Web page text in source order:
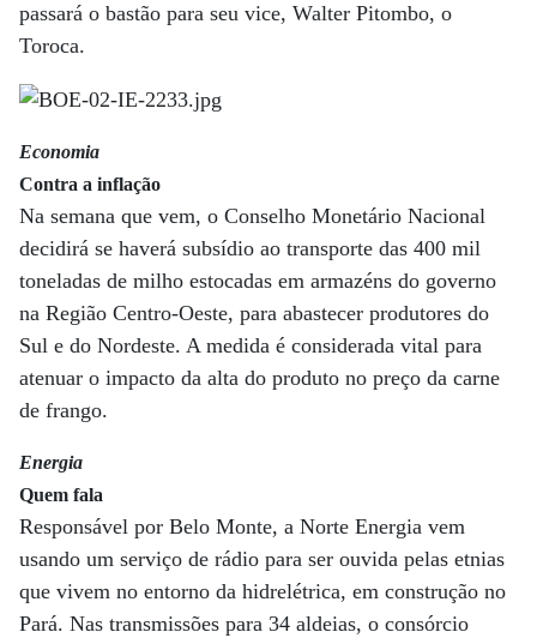
passará o bastão para seu vice, Walter Pitombo, o
Toroca.
Economia
Contra a inflação
Na semana que vem, o Conselho Monetário Nacional
decidirá se haverá subsídio ao transporte das 400 mil
toneladas de milho estocadas em armazéns do governo
na Região Centro-Oeste, para abastecer produtores do
Sul e do Nordeste. A medida é considerada vital para
atenuar o impacto da alta do produto no preço da carne
de frango.
Energia
Quem fala
Responsável por Belo Monte, a Norte Energia vem
usando um serviço de rádio para ser ouvida pelas etnias
que vivem no entorno da hidrelétrica, em construção no
Pará. Nas transmissões para 34 aldeias, o consórcio